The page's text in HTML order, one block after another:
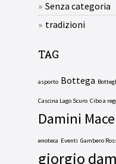
Senza categoria
tradizioni
TAG
asporto Bottega
Cascina Lago Scuro Cibo a
Damini
enoteca Eventi Gambero
giorgio